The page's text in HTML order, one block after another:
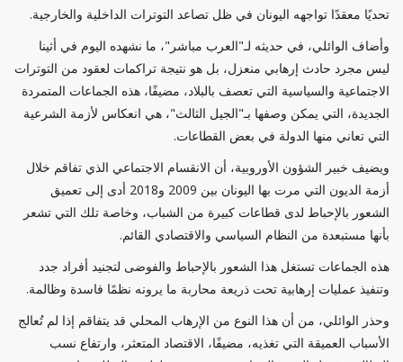
تحديًا معقدًا تواجهه اليونان في ظل تصاعد التوترات الداخلية والخارجية.
وأضاف الوائلي، في حديثه لـ"العرب مباشر"، ما نشهده اليوم في أثينا
ليس مجرد حادث إرهابي منعزل، بل هو نتيجة تراكمات لعقود من التوترات
الاجتماعية والسياسية التي تعصف بالبلاد، مضيفًا، هذه الجماعات المتمردة
الجديدة، التي يمكن وصفها بـ"الجيل الثالث"، هي انعكاس لأزمة الشرعية
التي تعاني منها الدولة في بعض القطاعات.
ويضيف خبير الشؤون الأوروبية، أن الانقسام الاجتماعي الذي تفاقم خلال
أزمة الديون التي مرت بها اليونان بين 2009 و2018 أدى إلى تعميق
الشعور بالإحباط لدى قطاعات كبيرة من الشباب، وخاصة تلك التي تشعر
بأنها مستبعدة من النظام السياسي والاقتصادي القائم.
هذه الجماعات تستغل هذا الشعور بالإحباط والفوضى لتجنيد أفراد جدد
وتنفيذ عمليات إرهابية تحت ذريعة محاربة ما يرونه نظمًا فاسدة وظالمة.
وحذر الوائلي، من أن هذا النوع من الإرهاب المحلي قد يتفاقم إذا لم تُعالج
الأسباب العميقة التي تغذيه، مضيفًا، الاقتصاد المتعثر، وارتفاع نسب